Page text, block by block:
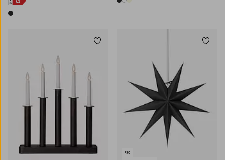
1 väri
3 värejä
Lisää suosikkeihin Lisää